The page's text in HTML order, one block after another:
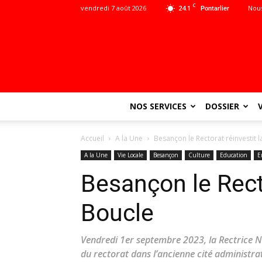
24.1 C Pontarlier
vendredi 7 août 2026
NOS SERVICES DOSSIER
Accueil A la Une Besançon le Rectorat réinvestit
A la Une Vie Locale Besançon Culture Education
Besançon le
Boucle
Vendredi 1er septembre 2023, la
du rectorat dans l’ancienne cité